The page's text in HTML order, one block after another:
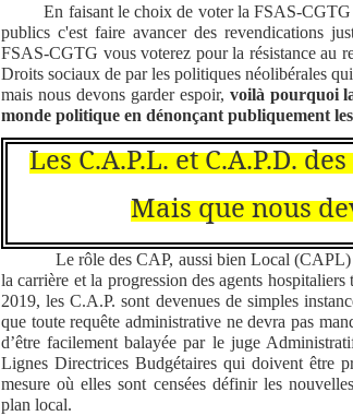
En faisant le choix de voter la FSAS-CGTG
publics c'est faire avancer des revendications
FSAS-CGTG vous voterez pour la résistance au
Droits sociaux de par les politiques néolibérales
mais nous devons garder espoir, voilà pourquoi
monde politique en dénonçant publiquement
Les C.A.P.L. et C.A.P.D.
Mais que nous
Le rôle des CAP, aussi bien Local (CAPL)
la carrière et la progression des agents
2019, les C.A.P. sont devenues de simples
que toute requête administrative ne devra pas
d’être facilement balayée par le juge
Lignes Directrices Budgétaires qui doivent être
mesure où elles sont censées définir les
plan local.